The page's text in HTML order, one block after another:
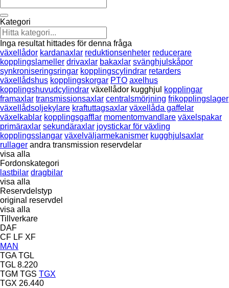
Kategori
Inga resultat hittades för denna fråga
växellådor kardanaxlar reduktionsenheter reducerare
kopplingslameller drivaxlar bakaxlar svänghjulskåpor
synkroniseringsringar kopplingscylindrar retarders
växellådshus kopplingskorgar PTO axelhus
kopplingshuvudcylindrar växellådor kugghjul
kopplingar
framaxlar transmissionsaxlar centralsmörjning frikopplingslager
växellådsoljekylare kraftuttagsaxlar växellåda gaffelar
växelkablar kopplingsgafflar momentomvandlare växelspakar
primäraxlar sekundäraxlar joystickar för växling
kopplingsslangar växelväljarmekanismer kugghjulsaxlar
rullager andra transmission reservdelar
visa alla
Fordonskategori
lastbilar dragbilar
visa alla
Reservdelstyp
original reservdel
visa alla
Tillverkare
DAF
CF LF XF
MAN
TGA TGL
TGL 8.220
TGM TGS TGX
TGX 26.440